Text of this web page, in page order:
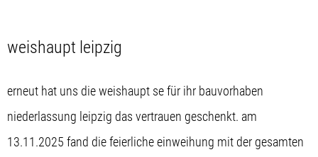
weishaupt leipzig
erneut hat uns die weishaupt se für ihr bauvorhaben
niederlassung leipzig das vertrauen geschenkt. am
13.11.2025 fand die feierliche einweihung mit der gesamten